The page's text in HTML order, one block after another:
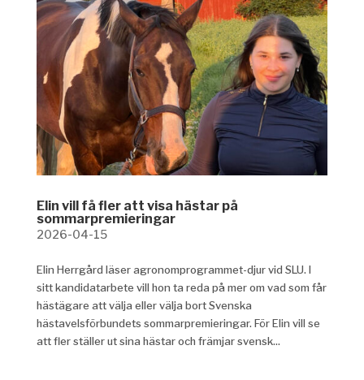
Elin vill få fler att visa hästar på
sommarpremieringar
2026-04-15
Elin Herrgård läser agronomprogrammet-djur vid SLU. I
sitt kandidatarbete vill hon ta reda på mer om vad som får
hästägare att välja eller välja bort Svenska
hästavelsförbundets sommarpremieringar. För Elin vill se
att fler ställer ut sina hästar och främjar svensk...